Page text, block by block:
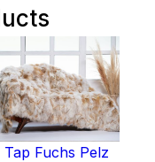
Fuchs Pelz